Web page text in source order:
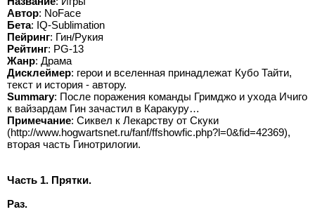
Автор: NoFace
Бета: IQ-Sublimation
Пейринг: Гин/Рукия
Рейтинг: PG-13
Жанр: Драма
Дисклеймер: герои и вселенная принадлежат Кубо Тайти,
текст и история - автору.
Summary: После поражения команды Гримджо и ухода Ичиго
к вайзардам Гин зачастил в Каракуру…
Примечание: Сиквел к Лекарству от Скуки
(http://www.hogwartsnet.ru/fanf/ffshowfic.php?l=0&fid=42369),
вторая часть Гинотрилогии.
Часть 1. Прятки.
Раз.